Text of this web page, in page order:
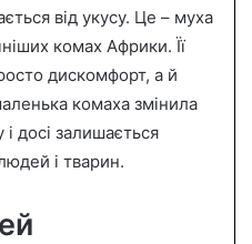
від укусу. Це – муха
комах Африки. Її
дискомфорт, а й
комаха змінила
і досі залишається
і тварин.